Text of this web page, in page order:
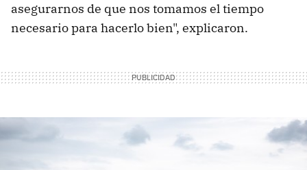
asegurarnos de que nos tomamos el tiempo
necesario para hacerlo bien", explicaron.